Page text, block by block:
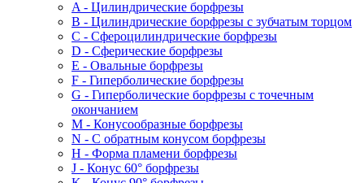
A - Цилиндрические борфрезы
B - Цилиндрические борфрезы с зубчатым торцом
C - Сфероцилиндрические борфрезы
D - Сферические борфрезы
E - Овальные борфрезы
F - Гиперболические борфрезы
G - Гиперболические борфрезы с точечным
окончанием
M - Конусообразные борфрезы
N - С обратным конусом борфрезы
H - Форма пламени борфрезы
J - Конус 60° борфрезы